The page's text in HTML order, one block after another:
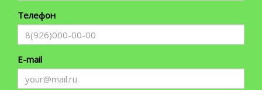
Телефон
E-mail